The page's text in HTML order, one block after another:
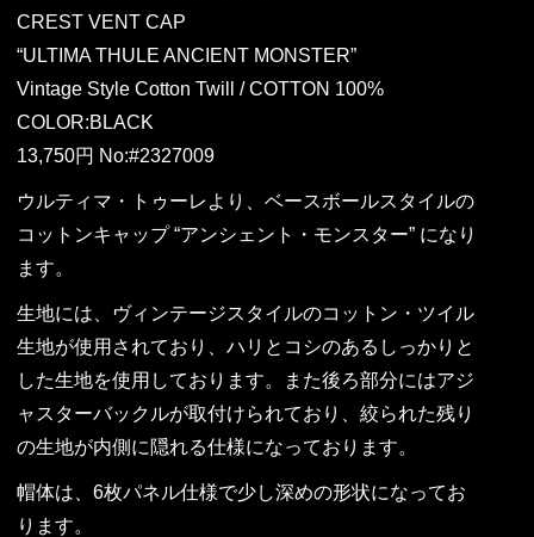
CREST VENT CAP
“ULTIMA THULE ANCIENT MONSTER”
Vintage Style Cotton Twill / COTTON 100%
COLOR:BLACK
13,750円 No:#2327009
ウルティマ・トゥーレより、ベースボールスタイルの
コットンキャップ “アンシェント・モンスター” になり
ます。
生地には、ヴィンテージスタイルのコットン・ツイル
生地が使用されており、ハリとコシのあるしっかりと
した生地を使用しております。また後ろ部分にはアジ
ャスターバックルが取付けられており、絞られた残り
の生地が内側に隠れる仕様になっております。
帽体は、6枚パネル仕様で少し深めの形状になってお
ります。